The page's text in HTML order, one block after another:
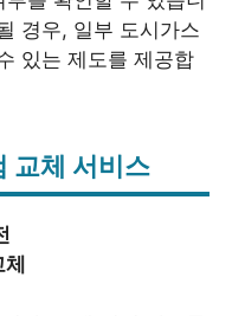
경우, 일부 도시가스
있는 제도를 제공합
교체 서비스